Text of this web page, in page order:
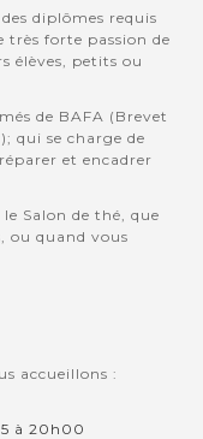
diplômes requis
forte passion de
élèves, petits ou
de BAFA (Brevet
qui se charge de
et encadrer
Salon de thé, que
ou quand vous
accueillons :
à 20h00